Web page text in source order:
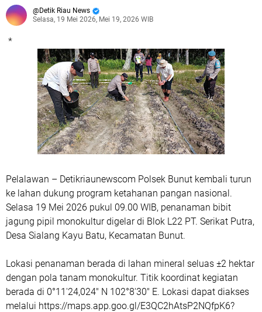
Detik Riau News
Selasa, 19 Mei 2026, Mei 19, 2026 WIB
*
Pelalawan – Detikriaunewscom Polsek Bunut kembali turun
ke lahan dukung program ketahanan pangan nasional.
Selasa 19 Mei 2026 pukul 09.00 WIB, penanaman bibit
jagung pipil monokultur digelar di Blok L22 PT. Serikat Putra,
Desa Sialang Kayu Batu, Kecamatan Bunut.
Lokasi penanaman berada di lahan mineral seluas ±2 hektar
dengan pola tanam monokultur. Titik koordinat kegiatan
berada di 0°11'24,024" N 102°8'30" E. Lokasi dapat diakses
melalui https://maps.app.goo.gl/E3QC2hAtsP2NQfpK6?